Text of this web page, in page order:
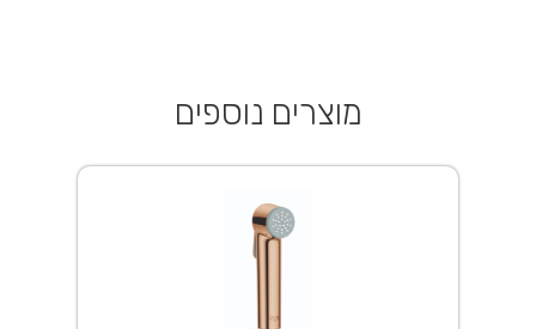
מוצרים נוספים